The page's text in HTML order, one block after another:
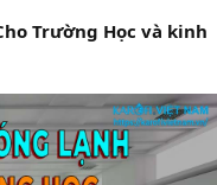
Trường Học và kinh